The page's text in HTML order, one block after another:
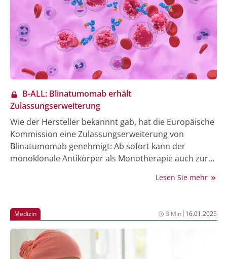
Leukozytose mit 30.000/µl sowie ein Blastenanteil von
32% im peripheren Blut.
B-ALL: Blinatumomab erhält
Zulassungserweiterung
Wie der Hersteller bekannnt gab, hat die Europäische
Kommission eine Zulassungserweiterung von
Blinatumomab genehmigt: Ab sofort kann der
monoklonale Antikörper als Monotherapie auch zur
diagnostizierter Philadelphia-Chromosom-negativer,
Leukämie (B-ALL) im Rahmen der
Konsolidierungstherapie angewendet werden (1, 2).
Lesen Sie mehr
Medizin 3 Min| 16.01.2025